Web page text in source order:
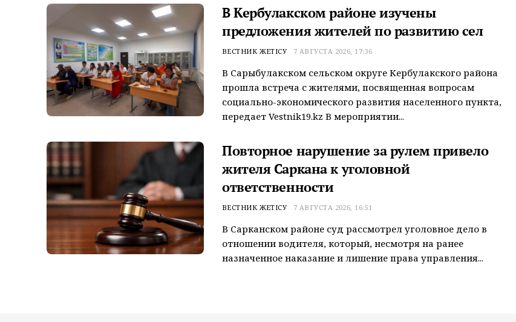
В Кербулакском районе изучены
предложения жителей по развитию сел
ВЕСТНИК ЖЕТІСУ 7 АВГУСТА 2026, 17:36
В Сарыбулакском сельском округе Кербулакского района
прошла встреча с жителями, посвященная вопросам
социально-экономического развития населенного пункта,
передает Vestnik19.kz В мероприятии...
Повторное нарушение за рулем привело
жителя Саркана к уголовной
ответственности
ВЕСТНИК ЖЕТІСУ 7 АВГУСТА 2026, 16:51
В Сарканском районе суд рассмотрел уголовное дело в
отношении водителя, который, несмотря на ранее
назначенное наказание и лишение права управления...